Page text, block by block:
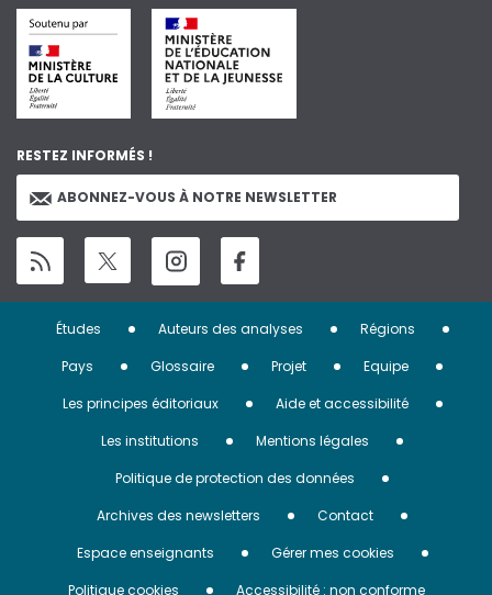
RESTEZ INFORMÉS !
ABONNEZ-VOUS À NOTRE NEWSLETTER
Menu
Pied
page
Études Auteurs des analyses
Régions
Pays
Glossaire Projet
Equipe
Les principes éditoriaux
Aide et accessibilité
Les institutions
Mentions légales
Politique de protection des données
Archives des newsletters
Contact
Espace enseignants
Gérer mes cookies
Politique cookies
Accessibilité : non conforme